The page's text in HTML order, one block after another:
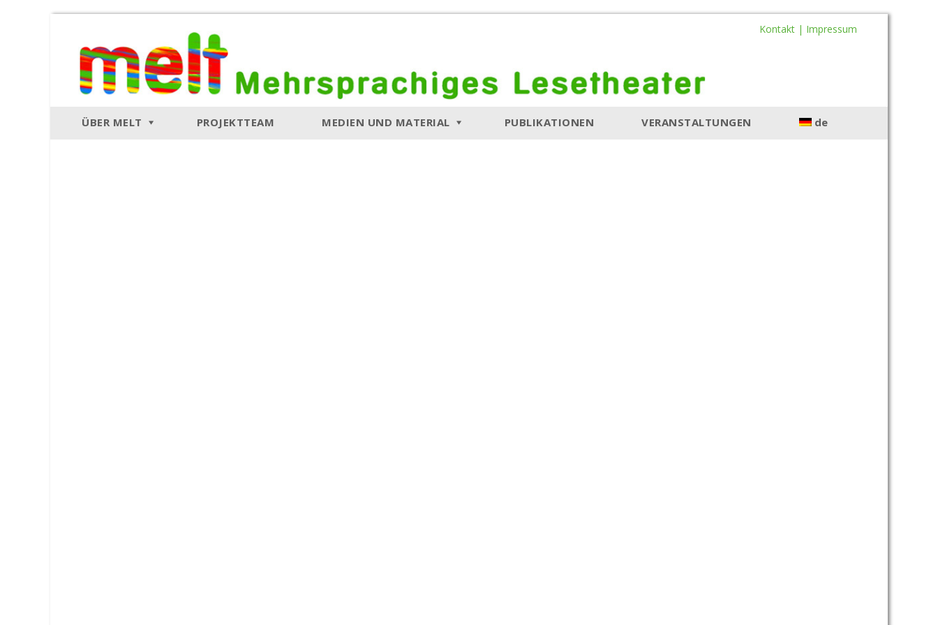
Kontakt | Impressum
ÜBER MELT PROJEKTTEAM MEDIEN UND MATERIAL PUBLIKATIONEN VERANSTALTUNGEN de